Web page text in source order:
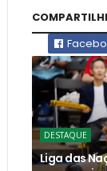
DESTAQUE
Liga das